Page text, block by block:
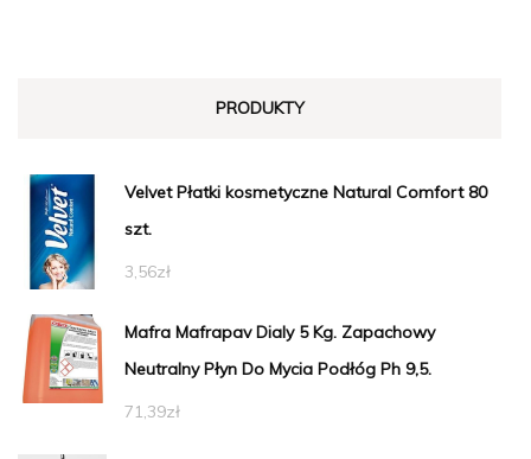
PRODUKTY
Velvet Płatki kosmetyczne Natural Comfort 80
szt.
3,56zł
Mafra Mafrapav Dialy 5 Kg. Zapachowy
Neutralny Płyn Do Mycia Podłóg Ph 9,5.
71,39zł